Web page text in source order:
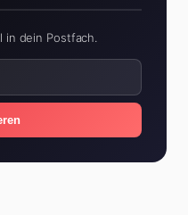
dein Postfach.